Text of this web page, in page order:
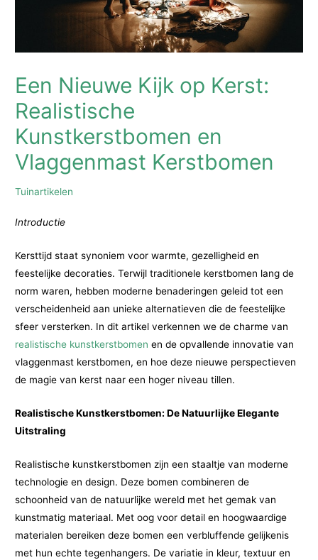
Een Nieuwe Kijk op Kerst:
Realistische
Kunstkerstbomen en
Vlaggenmast Kerstbomen
Tuinartikelen
Introductie
Kersttijd staat synoniem voor warmte, gezelligheid en
feestelijke decoraties. Terwijl traditionele kerstbomen lang de
norm waren, hebben moderne benaderingen geleid tot een
verscheidenheid aan unieke alternatieven die de feestelijke
sfeer versterken. In dit artikel verkennen we de charme van
realistische kunstkerstbomen en de opvallende innovatie van
vlaggenmast kerstbomen, en hoe deze nieuwe perspectieven
de magie van kerst naar een hoger niveau tillen.
Realistische Kunstkerstbomen: De Natuurlijke Elegante
Uitstraling
Realistische kunstkerstbomen zijn een staaltje van moderne
technologie en design. Deze bomen combineren de
schoonheid van de natuurlijke wereld met het gemak van
kunstmatig materiaal. Met oog voor detail en hoogwaardige
materialen bereiken deze bomen een verbluffende gelijkenis
met hun echte tegenhangers. De variatie in kleur, textuur en